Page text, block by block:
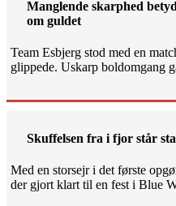
Manglende skarphed
om guldet
Team Esbjerg stod med en
glippede. Uskarp boldomgang
Skuffelsen fra i fjor står
Med en storsejr i det første
der gjort klart til en fest i Blue